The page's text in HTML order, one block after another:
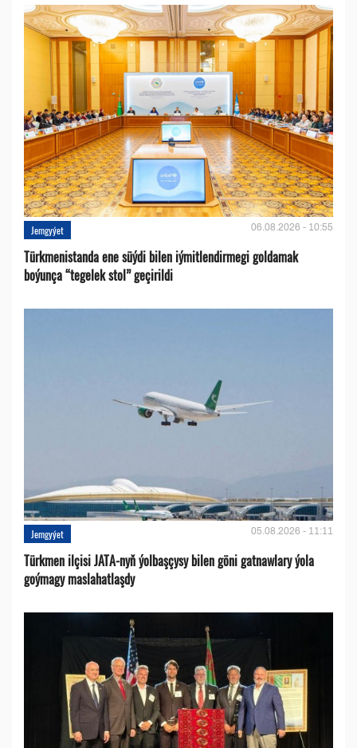
Jemgyýet 06.08.2026 - 10:55
Türkmenistanda ene süýdi bilen iýmitlendirmegi goldamak
boýunça “tegelek stol” geçirildi
Jemgyýet 05.08.2026 - 11:11
Türkmen ilçisi JATA-nyň ýolbaşçysy bilen göni gatnawlary ýola
goýmagy maslahatlaşdy